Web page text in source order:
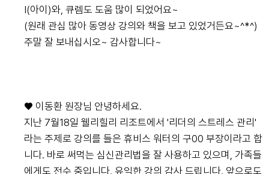
I(아이)와, 큐렘도 도움 많이 되었어요~
(원래 관심 많아 동영상 강의와 책을 보고 있었거든요~^*^)
주말 잘 보내십시오~ 감사합니다~
♥ 이동환 원장님 안녕하세요.
지난 7월18일 웰리힐리 리조트에서 '리더의 스트레스 관리'
라는 주제로 강의를 들은 휴비스 워터의 구00 부장이라고 합
니다. 바로 써먹는 심신관리법을 잘 사용하고 있으며, 가족들
에게도 전수 중입니다. 유익한 강의 감사 드립니다. 앞으로도